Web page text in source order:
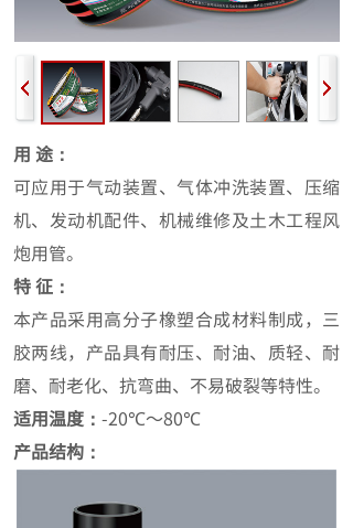
用 途：
可应用于气动装置、气体冲洗装置、压缩
机、发动机配件、机械维修及土木工程风
炮用管。
特 征：
本产品采用高分子橡塑合成材料制成，三
胶两线，产品具有耐压、耐油、质轻、耐
磨、耐老化、抗弯曲、不易破裂等特性。
适用温度： -20℃～80℃
产品结构：